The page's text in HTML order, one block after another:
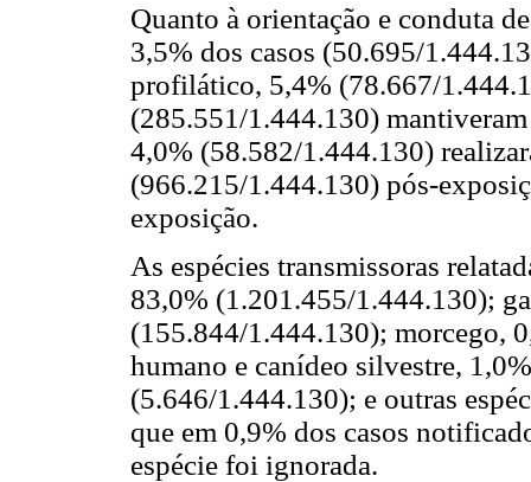
Quanto à orientação e conduta
3,5% dos casos (50.695/
profilático, 5,4% (78.667/
(285.551/1.444.130)
4,0% (58.582/1.444.130)
(966.215/1.444.130) pós-
exposição.
As espécies transmissoras
83,0% (1.201.455/1.444.130);
(155.844/1.444.130); morcego,
humano e canídeo silvestre,
(5.646/1.444.130); e outras
que em 0,9% dos casos
espécie foi ignorada.